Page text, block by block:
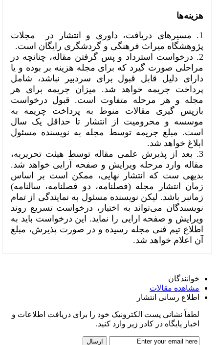
هزینه‌ها
1. مسیرهای دریافت، داوری و انتشار در مجلات
پژوهشگاه میراث فرهنگی و گردشگری رایگان است.
2. درخواست استرداد و پس گرفتن مقاله، چنانچه در
مراحلی صورت گیرد که برای مجله هزینه بر بوده و یا
دارای دلیل قابل قبول برای سردبیر نباشد، شامل
پرداخت جریمه خواهد شد. میزان جریمه برای هر
مجله و هر مرحله متفاوت است. قبول درخواست
بازپس گیری مقالات منوط به پرداخت چریمه به
موسسه و محرومیت از انتشار تا حداقل یک سال
است. مبلغ جریمه توسط مجله به نویسنده مسئول
ابلاغ خواهد شد.
3. بعد از پذیرش علمی مقاله توسط هیئت تحریریه،
مقاله وارد مرحله ویرایش و صفحه آرایی خواهد شد.
بدیهی ست که انتشار نهایی، ممکن است بر اساس
زمان انتشار مجله (فصلنامه، دو فصلنامه، سالنامه)
زمانبر باشد. لیکن نویسنده مسئول به نمایندگی از تمام
نویسندگان می‌تواند به اختیار، درخواست تسریع روند
ویرایش و صفحه ارایی را نماید. این درخواست باید به
اطلاع تیم فنی مجله رسیده و در صورت پذیرش، مبلغ
آن اعلام خواهد شد.
خوانندگان
مشاهده مقالات
اطلاع رسانی انتشار
لطفاً نشانی پست الکترونیک خود را برای دریافت اطلاعات و
اخبار پایگاه در کادر زیر وارد کنید.